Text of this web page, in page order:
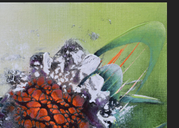
Renaissance